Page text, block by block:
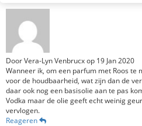
DoorVera-Lyn Venbrucxop 19 Jan 2020
Wanneer ik, om een parfum met Roos te
voor de houdbaarheid, wat zijn dan de
daar ook nog een basisolie aan te pas
Vodka maar de olie geeft echt weinig
vervlogen.
Reageren